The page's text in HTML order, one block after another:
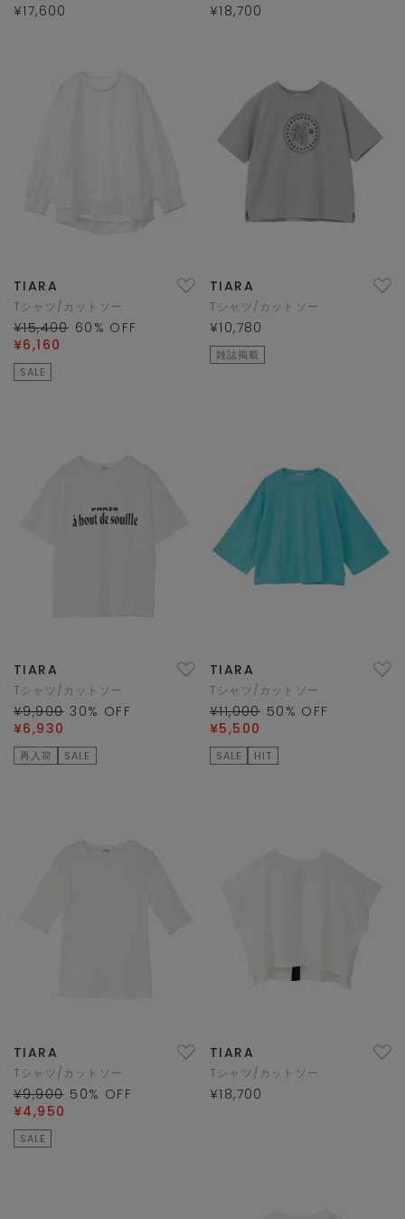
¥17,600 ¥18,700
TIARA
Tシャツ/カットソー
¥15,400 60 % OFF
¥6,160
SALE
TIARA
Tシャツ/カットソー
¥10,780
雑誌掲載
TIARA
Tシャツ/カットソー
¥9,900 30% OFF
¥6,930
再入荷 SALE
TIARA
Tシャツ/カットソー
¥11,000 50 % OFF
¥5,500
SALE HIT
TIARA
Tシャツ/カットソー
¥9,900 50% OFF
¥4,950
SALE
TIARA
Tシャツ/カットソー
¥18,700